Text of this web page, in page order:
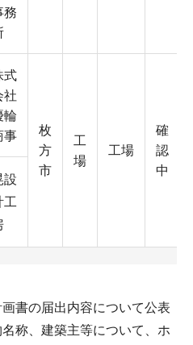
務
式
社
輪
事
枚
方
市
工
場
工場
確
認
中
設
工
書の届出内容について公表
称、建築主等について、ホ